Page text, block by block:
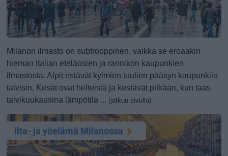
Milanon ilmasto on subtrooppinen, vaikka se eroaakin
hieman Italian eteläosien ja rannikon kaupunkien
ilmastosta. Alpit estävät kylmien tuulien pääsyn kaupunkiin
talvisin. Kesät ovat helteisiä ja kestävät pitkään, kun taas
talvikuukausina lämpötila ... (jatkuu sivulla)
Ilta- ja yöelämä Milanossa